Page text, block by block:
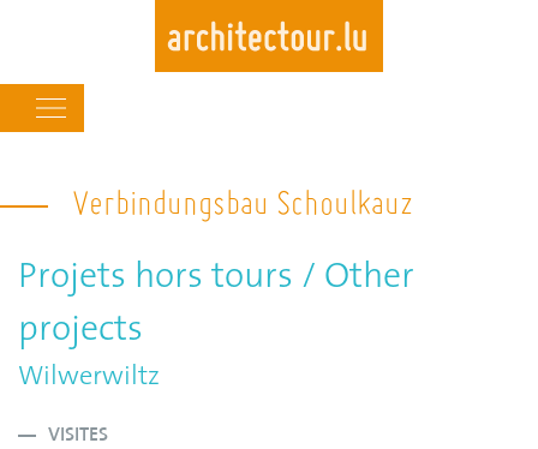
main
navigation
Verbindungsbau Schoulkauz
Projets hors tours / Other
projects
Wilwerwiltz
VISITES